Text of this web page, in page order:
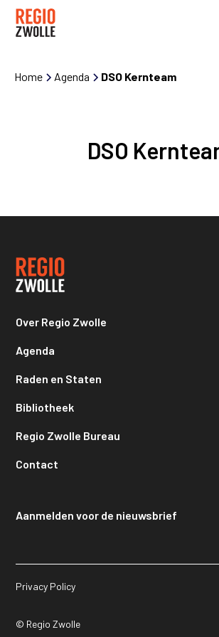
Home Agenda DSO Kernteam
DSO
Over Regio Zwolle
Agenda
Raden en Staten
Bibliotheek
Regio Zwolle Bureau
Contact
Aanmelden voor de nieuwsbrief
Privacy Policy
© Regio Zwolle